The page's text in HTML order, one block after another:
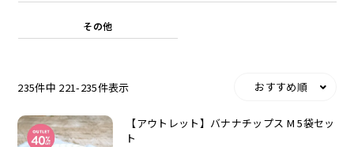
アウトレット
その他
おすすめ順
235件中 221-235件表示
【アウトレット】バナナチップス M 5袋セッ
ト